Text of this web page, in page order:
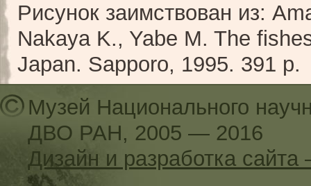
Рисунок заимствован из:
Nakaya K., Yabe M. The
Japan. Sapporo, 1995. 391 p.
Музей Национального
ДВО РАН, 2005 — 2016
Дизайн и разработка